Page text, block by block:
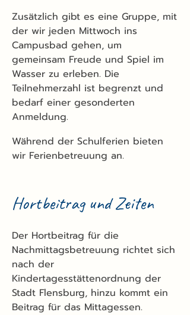
Zusätzlich gibt es eine Gruppe, mit
der wir jeden Mittwoch ins
Campusbad gehen, um
gemeinsam Freude und Spiel im
Wasser zu erleben. Die
Teilnehmerzahl ist begrenzt und
bedarf einer gesonderten
Anmeldung.
Während der Schulferien bieten
wir Ferienbetreuung an.
Hortbeitrag und Zeiten
Der Hortbeitrag für die
Nachmittagsbetreuung richtet sich
nach der
Kindertagesstättenordnung der
Stadt Flensburg, hinzu kommt ein
Beitrag für das Mittagessen.